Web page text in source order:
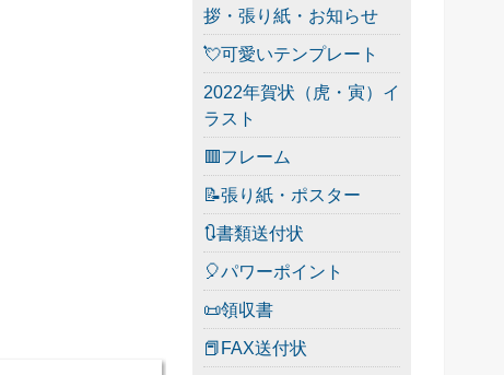
拶・張り紙・お知らせ
💘可愛いテンプレート
2022年賀状（虎・寅）イ
ラスト
🟥フレーム
📝張り紙・ポスター
🔃書類送付状
🎈パワーポイント
📜領収書
📕FAX送付状